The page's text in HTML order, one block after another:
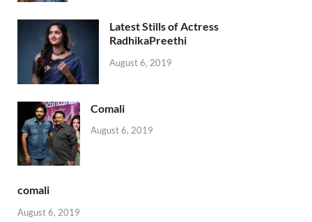
Latest Stills of Actress
RadhikaPreethi
August 6, 2019
Comali
August 6, 2019
comali
August 6, 2019